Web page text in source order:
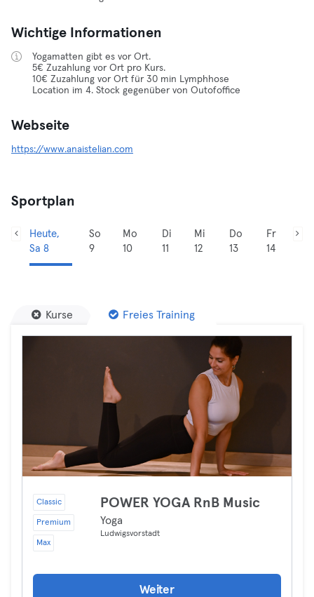
Wichtige Informationen
Yogamatten gibt es vor Ort.
5€ Zuzahlung vor Ort pro Kurs.
10€ Zuzahlung vor Ort für 30 min Lymphhose
Location im 4. Stock gegenüber von Outofoffice
Webseite
https://www.anaistelian.com
Sportplan
Heute,
Sa 8
So
9
Mo
10
Di
11
Mi
12
Do
13
Fr
14
Kurse Freies Training
Classic
Premium
Max
POWER YOGA RnB Music
Yoga
Ludwigsvorstadt
Weiter